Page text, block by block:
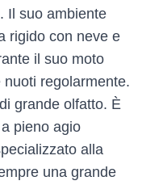
Il suo ambiente
rigido con neve e
il suo moto
regolarmente.
grande olfatto. È
pieno agio
alla
una grande